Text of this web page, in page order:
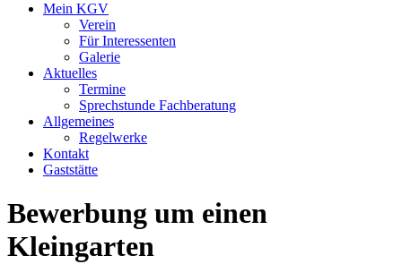
Mein KGV
Verein
Für Interessenten
Galerie
Aktuelles
Termine
Sprechstunde Fachberatung
Allgemeines
Regelwerke
Kontakt
Gaststätte
Bewerbung um einen
Kleingarten